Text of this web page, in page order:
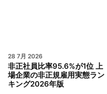
28 7月 2026
非正社員比率95.6%が1位 上
場企業の非正規雇用実態ラン
キング2026年版